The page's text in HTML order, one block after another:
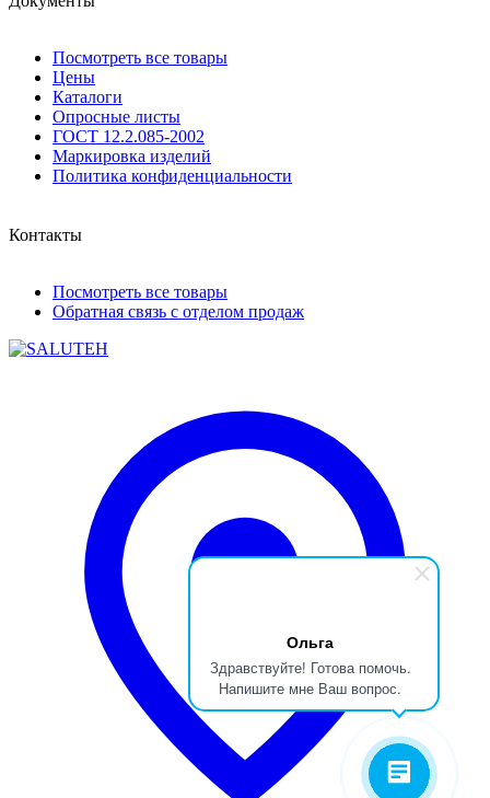
Ольга
Здравствуйте! Готова помочь.
Напишите мне Ваш вопрос.
Посмотреть все товары
Цены
Каталоги
Опросные листы
ГОСТ 12.2.085-2002
Маркировка изделий
Политика конфиденциальности
Контакты
Посмотреть все товары
Обратная связь с отделом продаж